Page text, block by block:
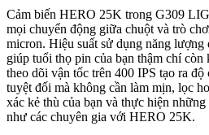
Cảm biến HERO 25K trong G309
mọi chuyển động giữa chuột và trò
micron. Hiệu suất sử dụng năng lượng
giúp tuổi thọ pin của bạn thậm chí còn
theo dõi vận tốc trên 400 IPS tạo ra
tuyệt đối mà không cần làm mịn, lọc
xác kẻ thù của bạn và thực hiện
như các chuyên gia với HERO 25K.